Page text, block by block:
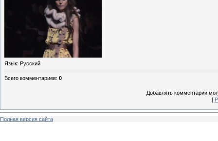
Язык: Русский
Всего комментариев: 0
Добавлять комментарии
[
Полная версия сайта